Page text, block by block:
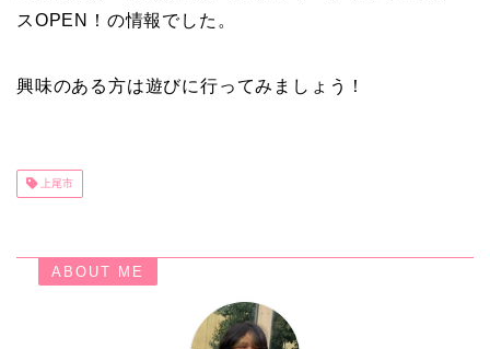
スOPEN！の情報でした。
興味のある方は遊びに行ってみましょう！
上尾市
ABOUT ME